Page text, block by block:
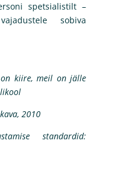
spetsialistilt –
sobiva
on kiire, meil on jälle
2010
standardid: